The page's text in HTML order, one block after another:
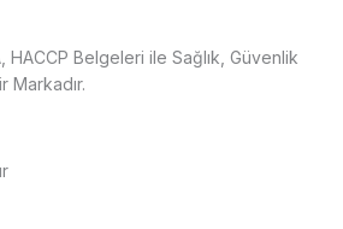
HACCP Belgeleri ile Sağlık, Güvenlik
Markadır.